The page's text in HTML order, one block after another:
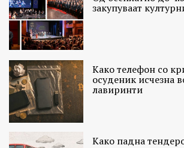
закупуваат
Како телефон со
осуденик исчезна
лавиринти
Како падна